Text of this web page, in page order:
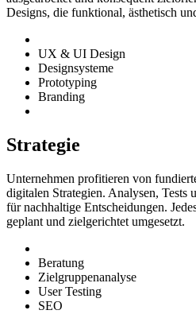
Designs, die funktional, ästhetisch
UX & UI Design
Designsysteme
Prototyping
Branding
Strategie
Unternehmen profitieren von
digitalen Strategien. Analysen, Tests
für nachhaltige Entscheidungen.
geplant und zielgerichtet umgesetzt.
Beratung
Zielgruppenanalyse
User Testing
SEO